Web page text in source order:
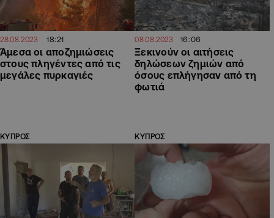
28.08.2023 18:21
Άμεσα οι αποζημιώσεις
στους πληγέντες από τις
μεγάλες πυρκαγιές
08.08.2023 16:06
Ξεκινούν οι αιτήσεις
δηλώσεων ζημιών από
όσους επλήγησαν από τη
φωτιά
ΚΥΠΡΟΣ ΚΥΠΡΟΣ